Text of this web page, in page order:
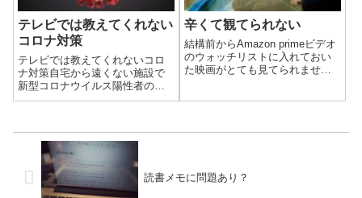
テレビでは教えてくれない
コロナ対策
テレビでは教えてくれないコロ
ナ対策自宅から遠くない施設で
新型コロナウイルス陽性者のク
ラスターが発生しました。防護
ります。ここで働く知り合いが
いるのですが、PC...
辛くて観てられない
結構前からAmazon primeビデオ
のウォッチリストに入れておい
た映画がとても見てられませ
読書メモに問題あり？